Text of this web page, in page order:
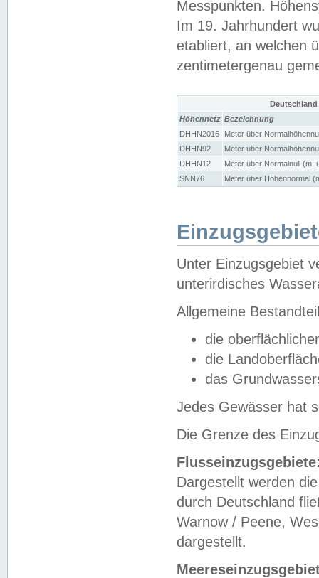
Messpunkten.
Im 19. Jahrhundert
etabliert, an welchen
zentimetergenau
Höhennetz Bezeichnung
DHHN2016
Meter über
DHHN92
Meter über
DHHN12
Meter über Normalnull (m.
SNN76
Meter über Höhennormal
Unter Einzugsgebiet
unterirdisches
Allgemeine
die
die
das
Jedes Gewässer hat
Die Grenze des
Dargestellt werden
durch Deutschland
Warnow / Peene,
dargestellt.